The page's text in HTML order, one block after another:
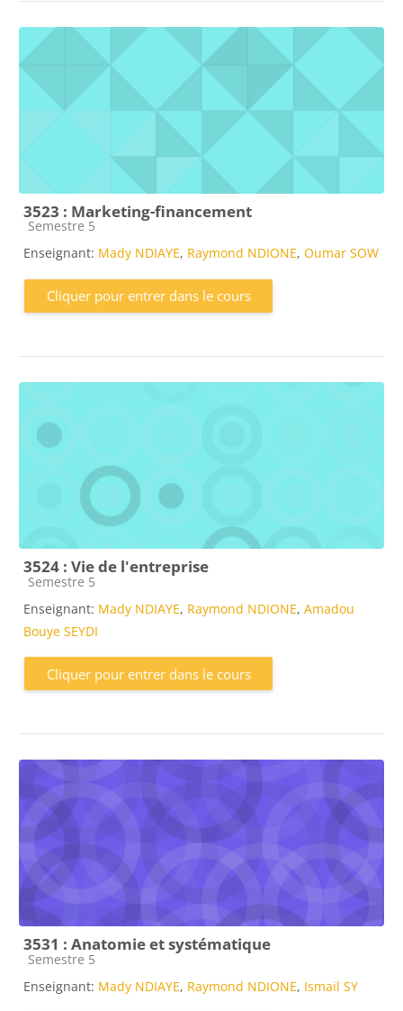
3523 : Marketing-financement
Catégorie de cours
Semestre 5
Enseignant: Mady NDIAYE, Raymond NDIONE, Oumar SOW
Cliquer pour entrer dans le cours
3524 : Vie de l'entreprise
Catégorie de cours
Semestre 5
Enseignant: Mady NDIAYE, Raymond NDIONE, Amadou
Bouye SEYDI
Cliquer pour entrer dans le cours
3531 : Anatomie et systématique
Catégorie de cours
Semestre 5
Enseignant: Mady NDIAYE, Raymond NDIONE, Ismail SY